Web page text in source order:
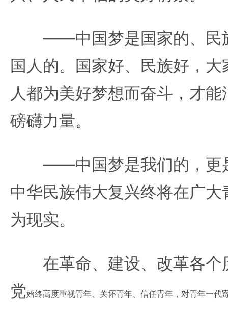
——中国梦是国家的、民
国人的。国家好、民族好，
人都为美好梦想而奋斗，才
磅礴力量。
——中国梦是我们的，更
中华民族伟大复兴终将在广
为现实。
在革命、建设、改革各个
党始终高度重视青年、关怀青年、信任青年，对青年一代